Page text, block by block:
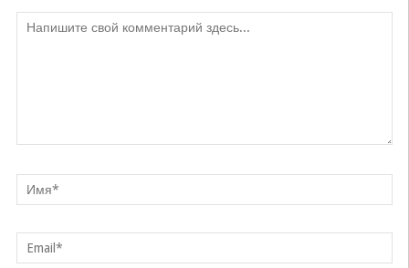
Nilufar Usmonova